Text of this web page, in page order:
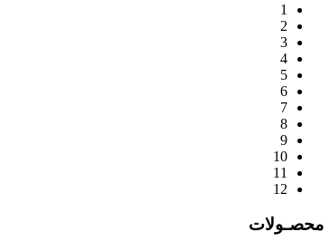
1
2
3
4
5
6
7
8
9
10
11
12
محصـولات